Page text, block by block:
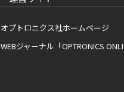
オプトロニクス社ホームページ
WEBジャーナル「OPTRONICS